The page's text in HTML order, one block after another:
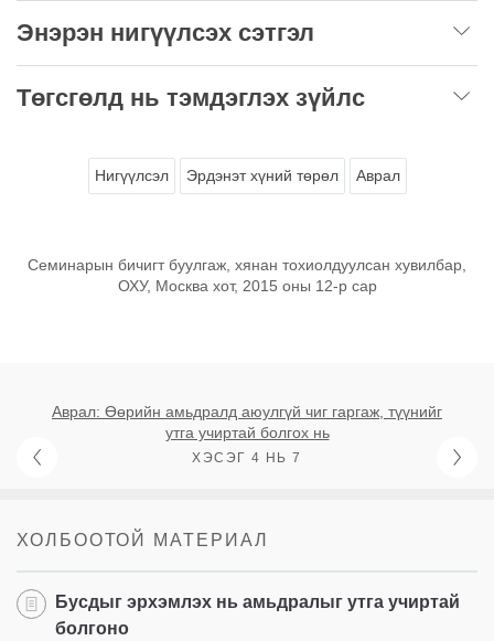
Энэрэн нигүүлсэх сэтгэл
Төгсгөлд нь тэмдэглэх зүйлс
Нигүүлсэл Эрдэнэт хүний төрөл Аврал
Семинарын бичигт буулгаж, хянан тохиолдуулсан хувилбар,
ОХУ, Москва хот, 2015 оны 12-р сар
Аврал: Өөрийн амьдралд аюулгүй чиг гаргаж, түүнийг
утга учиртай болгох нь
ХЭСЭГ 4 НЬ 7
ХОЛБООТОЙ МАТЕРИАЛ
Бусдыг эрхэмлэх нь амьдралыг утга учиртай
болгоно